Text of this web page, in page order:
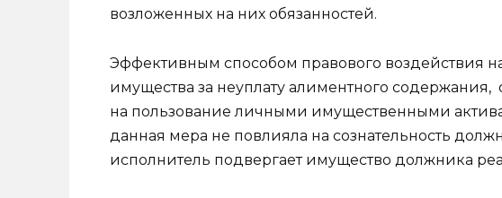
возложенных на них обязанностей.
Эффективным способом правового воздействия
имущества за неуплату алиментного
на пользование личными имущественными
данная мера не повлияла на сознательность
исполнитель подвергает имущество должника